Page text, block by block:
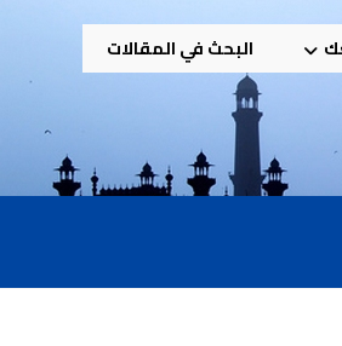
البحث في المقالات